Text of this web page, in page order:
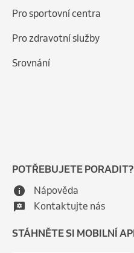
Pro sportovní centra
Pro zdravotní služby
Srovnání
POTŘEBUJETE PORADIT?
Nápověda
Kontaktujte nás
STÁHNĚTE SI MOBILNÍ